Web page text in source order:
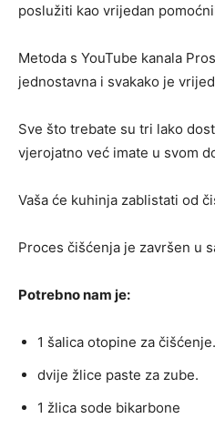
poslužiti kao vrijedan
Metoda s YouTube kanala
jednostavna i svakako je
Sve što trebate su tri lako
vjerojatno već imate u svom
Vaša će kuhinja zablistati od
Proces čišćenja je završen u
Potrebno nam je:
1 šalica otopine za čišćenje.
dvije žlice paste za zube.
1 žlica sode bikarbone